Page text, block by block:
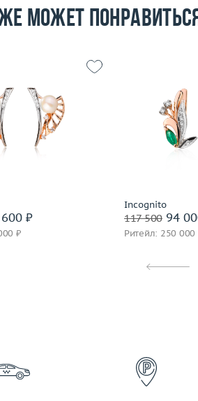
может
₽
₽
золото 585 пробы
Incognito
117 50094
Ритейл: 250 000
Материал